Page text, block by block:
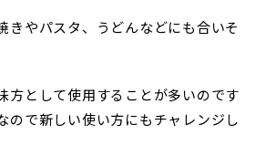
きやパスタ、うどんなどにも合いそ
方として使用することが多いのです
ので新しい使い方にもチャレンジし